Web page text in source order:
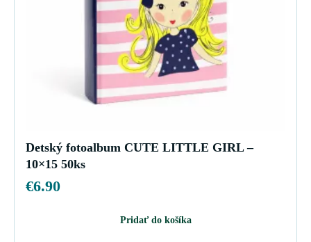
Detský fotoalbum CUTE LITTLE GIRL –
10×15 50ks
€6.90
Pridať do košíka